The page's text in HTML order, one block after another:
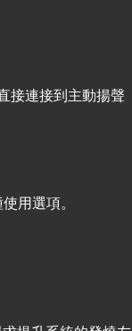
接連接到主動揚聲
用選項。